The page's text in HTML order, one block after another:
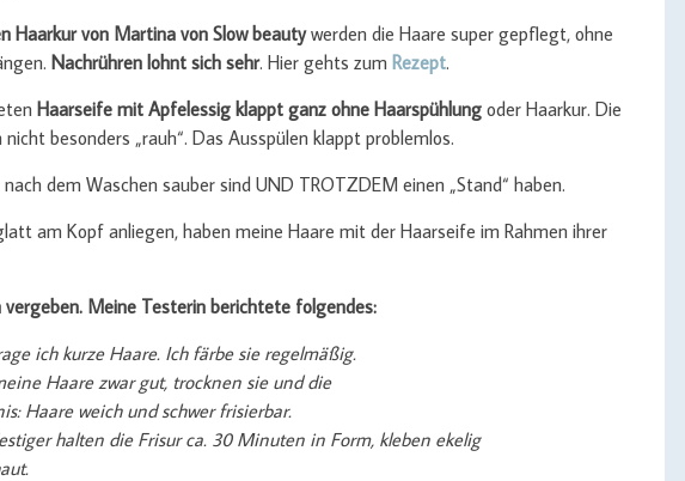
Haarkur von Martina von Slow beautywerden die Haare super gepflegt, ohne
Nachrühren lohnt sich sehr. Hier gehts zum Rezept.
Haarseife mit Apfelessig klappt ganz ohne Haarspühlung oder Haarkur. Die
besonders „rauh“. Das Ausspülen klappt problemlos.
dem Waschen sauber sind UND TROTZDEM einen „Stand“ haben.
am Kopf anliegen, haben meine Haare mit der Haarseife im Rahmen ihrer
Meine Testerin berichtete folgendes:
ich kurze Haare. Ich färbe sie regelmäßig.
Haare zwar gut, trocknen sie und die
Haare weich und schwer frisierbar.
halten die Frisur ca. 30 Minuten in Form, kleben ekelig